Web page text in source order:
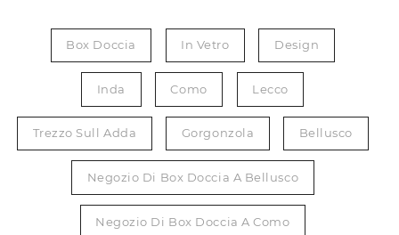
Box Doccia In Vetro Design
Inda Como Lecco
Trezzo Sull Adda Gorgonzola Bellusco
Negozio Di Box Doccia A Bellusco
Negozio Di Box Doccia A Como